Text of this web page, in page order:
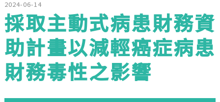
2024-06-14
採取主動式病患財務資
助計畫以減輕癌症病患
財務毒性之影響